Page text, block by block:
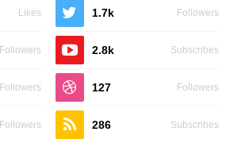
Likes 1.7k Followers
Followers 2.8k Subscribes
Followers 127 Followers
Followers 286 Subscribes